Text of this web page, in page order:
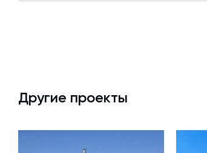
Другие проекты